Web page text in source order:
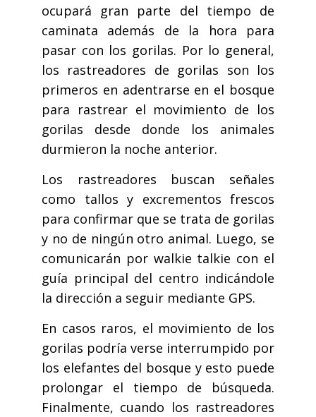
ocupará gran parte del tiempo de
caminata además de la hora para
pasar con los gorilas. Por lo general,
los rastreadores de gorilas son los
primeros en adentrarse en el bosque
para rastrear el movimiento de los
gorilas desde donde los animales
durmieron la noche anterior.
Los rastreadores buscan señales
como tallos y excrementos frescos
para confirmar que se trata de gorilas
y no de ningún otro animal. Luego, se
comunicarán por walkie talkie con el
guía principal del centro indicándole
la dirección a seguir mediante GPS.
En casos raros, el movimiento de los
gorilas podría verse interrumpido por
los elefantes del bosque y esto puede
prolongar el tiempo de búsqueda.
Finalmente, cuando los rastreadores